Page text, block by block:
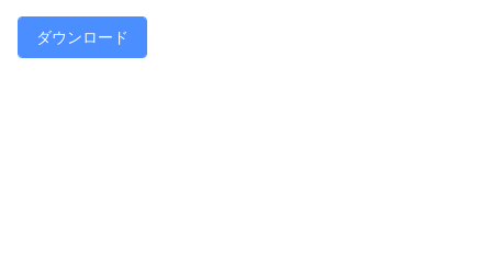
ダウンロード